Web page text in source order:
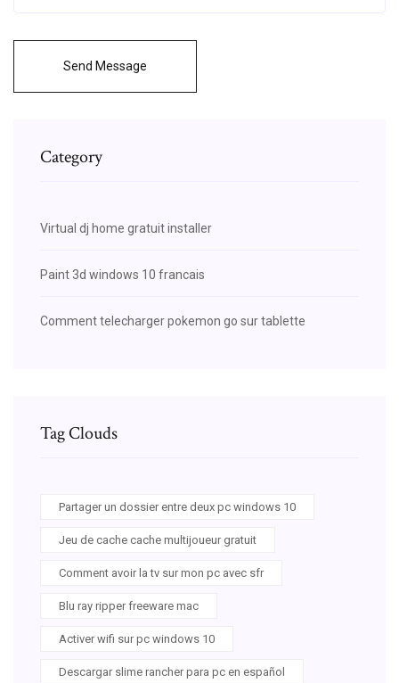
Send Message
Category
Virtual dj home gratuit installer
Paint 3d windows 10 francais
Comment telecharger pokemon go sur tablette
Tag Clouds
Partager un dossier entre deux pc windows 10
Jeu de cache cache multijoueur gratuit
Comment avoir la tv sur mon pc avec sfr
Blu ray ripper freeware mac
Activer wifi sur pc windows 10
Descargar slime rancher para pc en español